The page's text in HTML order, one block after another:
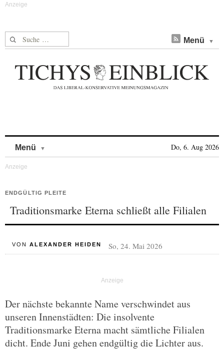
Suche nach: Menü
Menü Do, 6. Aug 2026
ENDGÜLTIG PLEITE
Traditionsmarke Eterna schließt alle Filialen
VON ALEXANDER HEIDEN So, 24. Mai 2026
Der nächste bekannte Name verschwindet aus
unseren Innenstädten: Die insolvente
Traditionsmarke Eterna macht sämtliche Filialen
dicht. Ende Juni gehen endgültig die Lichter aus.